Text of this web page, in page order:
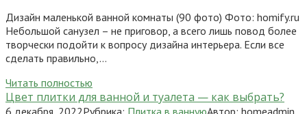
Дизайн маленькой ванной комнаты (90 фото) Фото: homify.ru
Небольшой санузел – не приговор, а всего лишь повод более
творчески подойти к вопросу дизайна интерьера. Если все
сделать правильно,…
Читать полностью
Цвет плитки для ванной и туалета — как выбрать?
6 декабря, 2022Рубрика: Плитка в ваннуюАвтор: homeadmin